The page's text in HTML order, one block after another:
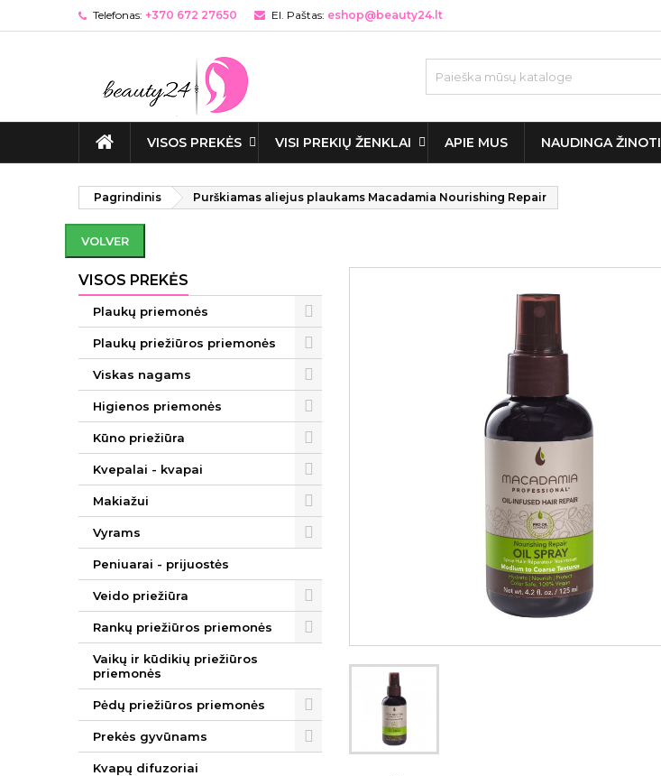
Telefonas: +370 672 27650 El. Paštas: eshop@beauty24.lt
VISOS PREKĖS VISI PREKIŲ ŽENKLAI APIE MUS NAUDINGA ŽINOTI
Pagrindinis Purškiamas aliejus plaukams Macadamia Nourishing Repair
VOLVER
VISOS PREKĖS
Plaukų priemonės
Plaukų priežiūros priemonės
Viskas nagams
Higienos priemonės
Kūno priežiūra
Kvepalai - kvapai
Makiažui
Vyrams
Peniuarai - prijuostės
Veido priežiūra
Rankų priežiūros priemonės
Vaikų ir kūdikių priežiūros
priemonės
Pėdų priežiūros priemonės
Prekės gyvūnams
Kvapų difuzoriai